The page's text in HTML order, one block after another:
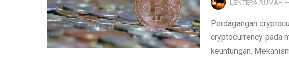
LENTERA RUMAH —
Perdagangan
cryptocurrency pada
keuntungan.